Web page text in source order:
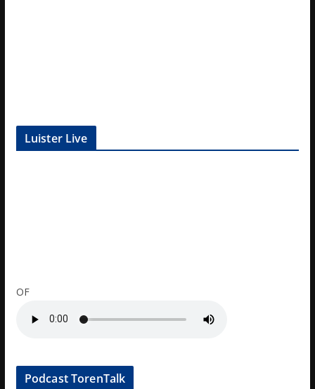
Luister Live
OF
Podcast TorenTalk